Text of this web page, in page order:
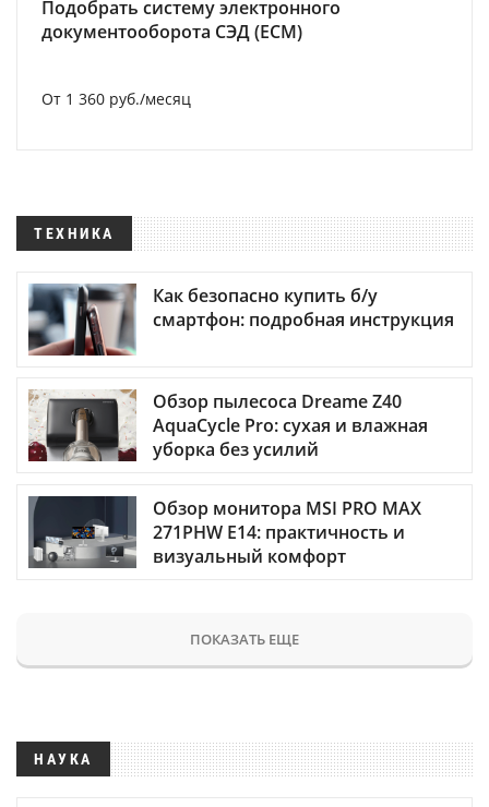
Подобрать систему электронного
документооборота СЭД (ECM)
От 1 360 руб./месяц
ТЕХНИКА
Как безопасно купить б/у
смартфон: подробная инструкция
Обзор пылесоса Dreame Z40
AquaCycle Pro: сухая и влажная
уборка без усилий
Обзор монитора MSI PRO MAX
271PHW E14: практичность и
визуальный комфорт
ПОКАЗАТЬ ЕЩЕ
НАУКА